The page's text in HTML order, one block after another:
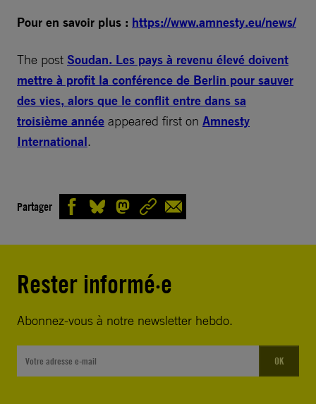
Pour en savoir plus : https://www.amnesty.eu/news/
The post Soudan. Les pays à revenu élevé doivent
mettre à profit la conférence de Berlin pour sauver
des vies, alors que le conflit entre dans sa
troisième année appeared first on Amnesty
International.
Partager
Rester informé·e
Abonnez-vous à notre newsletter hebdo.
OK